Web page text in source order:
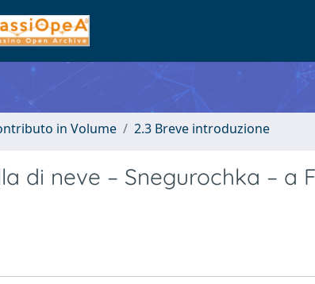
in Volume 2.3 Breve introduzione
di neve – Snegurochka – a